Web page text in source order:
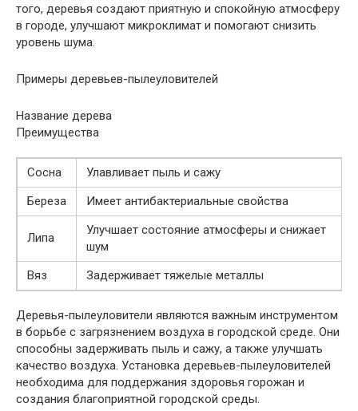
того, деревья создают приятную и спокойную атмосферу
в городе, улучшают микроклимат и помогают снизить
уровень шума.
Примеры деревьев-пылеуловителей
Название дерева
Преимущества
Сосна
Улавливает пыль и сажу
Береза
Имеет антибактериальные свойства
Липа
Улучшает состояние атмосферы и снижает
шум
Вяз
Задерживает тяжелые металлы
Деревья-пылеуловители являются важным инструментом
в борьбе с загрязнением воздуха в городской среде. Они
способны задерживать пыль и сажу, а также улучшать
качество воздуха. Установка деревьев-пылеуловителей
необходима для поддержания здоровья горожан и
создания благоприятной городской среды.